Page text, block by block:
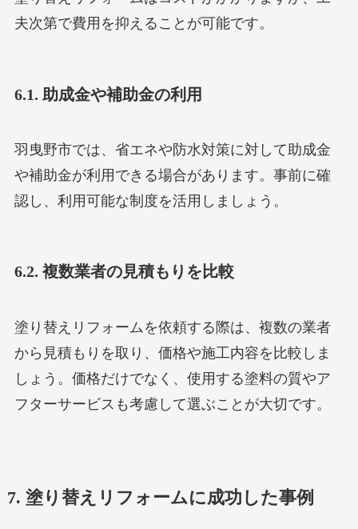
夫次第で費用を抑えることが可能です。
6.1. 助成金や補助金の利用
羽曳野市では、省エネや防水対策に対して助成金
や補助金が利用できる場合があります。事前に確
認し、利用可能な制度を活用しましょう。
6.2. 複数業者の見積もりを比較
塗り替えリフォームを依頼する際は、複数の業者
から見積もりを取り、価格や施工内容を比較しま
しょう。価格だけでなく、使用する塗料の質やア
フターサービスも考慮して選ぶことが大切です。
7. 塗り替えリフォームに成功した事例